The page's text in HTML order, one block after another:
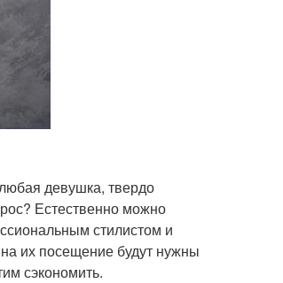
девушка, твердо
Естественно можно
стилистом и
на их посещение будут нужны
сэкономить.